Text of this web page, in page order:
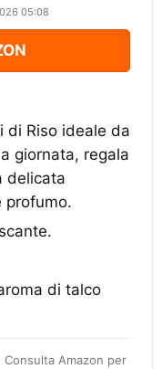
05:08
di Riso ideale da
giornata, regala
delicata
profumo.
di talco
Amazon per